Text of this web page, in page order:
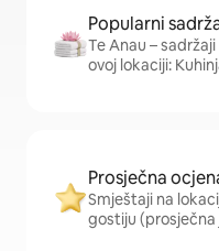
Popularni
Te Anau –
ovoj lokaciji:
Prosječna
Smještaji na
gostiju (prosječna